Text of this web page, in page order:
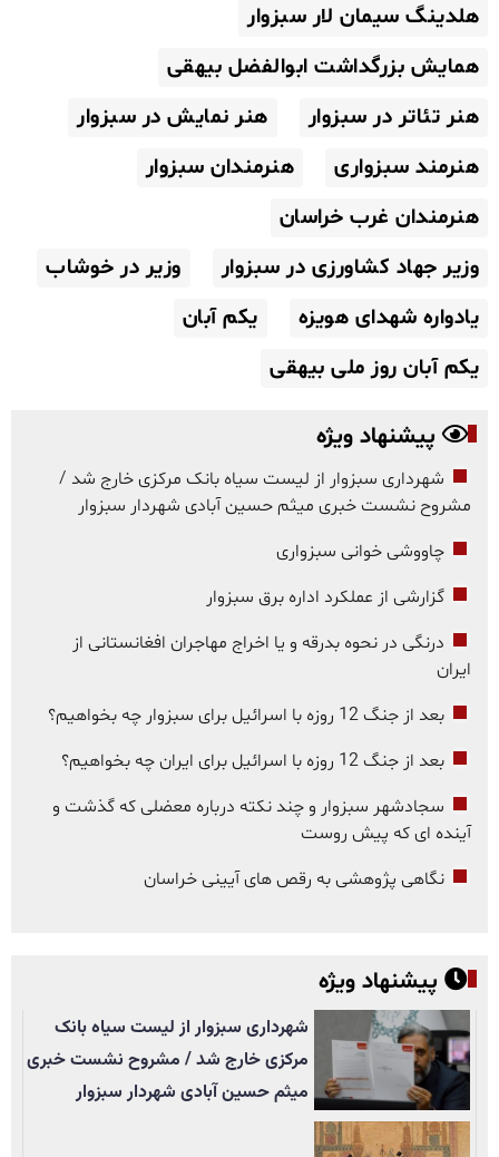
هلدینگ سیمان لار سبزوار
همایش بزرگداشت ابوالفضل بیهقی
هنر تئاتر در سبزوار
هنر نمایش در سبزوار
هنرمند سبزواری
هنرمندان سبزوار
هنرمندان غرب خراسان
وزیر جهاد کشاورزی در سبزوار
وزیر در خوشاب
یادواره شهدای هویزه
یکم آبان
یکم آبان روز ملی بیهقی
پیشنهاد ویژه
شهرداری سبزوار از لیست سیاه بانک مرکزی خارج شد /
مشروح نشست خبری میثم حسین آبادی شهردار سبزوار
چاووشی خوانی سبزواری
گزارشی از عملکرد اداره برق سبزوار
درنگی در نحوه بدرقه و یا اخراج مهاجران افغانستانی از
ایران
بعد از جنگ 12 روزه با اسرائیل برای سبزوار چه بخواهیم؟
بعد از جنگ 12 روزه با اسرائیل برای ایران چه بخواهیم؟
سجادشهر سبزوار و چند نکته درباره معضلی که گذشت و
آینده ای که پیش روست
نگاهی پژوهشی به رقص های آیینی خراسان
پیشنهاد ویژه
شهرداری سبزوار از لیست سیاه بانک
مرکزی خارج شد / مشروح نشست خبری
میثم حسین آبادی شهردار سبزوار